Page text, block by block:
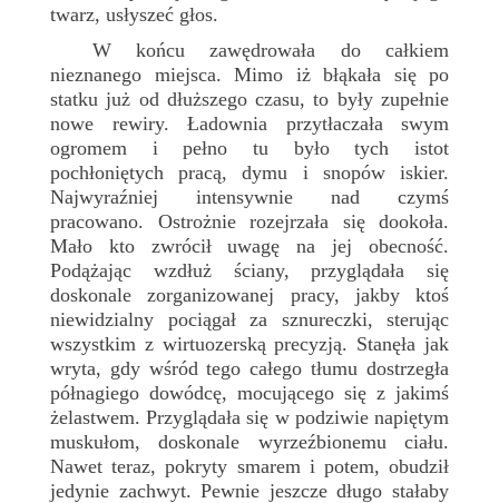
twarz, usłyszeć głos.
W końcu zawędrowała do całkiem
nieznanego miejsca. Mimo iż błąkała się po
statku już od dłuższego czasu, to były zupełnie
nowe rewiry. Ładownia przytłaczała swym
ogromem i pełno tu było tych istot
pochłoniętych pracą, dymu i snopów iskier.
Najwyraźniej intensywnie nad czymś
pracowano. Ostrożnie rozejrzała się dookoła.
Mało kto zwrócił uwagę na jej obecność.
Podążając wzdłuż ściany, przyglądała się
doskonale zorganizowanej pracy, jakby ktoś
niewidzialny pociągał za sznureczki, sterując
wszystkim z wirtuozerską precyzją. Stanęła jak
wryta, gdy wśród tego całego tłumu dostrzegła
półnagiego dowódcę, mocującego się z jakimś
żelastwem. Przyglądała się w podziwie napiętym
muskułom, doskonale wyrzeźbionemu ciału.
Nawet teraz, pokryty smarem i potem, obudził
jedynie zachwyt. Pewnie jeszcze długo stałaby